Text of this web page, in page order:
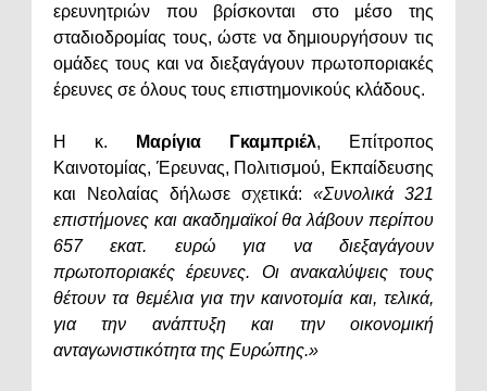
ερευνητριών που βρίσκονται στο μέσο της
σταδιοδρομίας τους, ώστε να δημιουργήσουν τις
ομάδες τους και να διεξαγάγουν πρωτοποριακές
έρευνες σε όλους τους επιστημονικούς κλάδους.
Η κ. Μαρίγια Γκαμπριέλ, Επίτροπος
Καινοτομίας, Έρευνας, Πολιτισμού, Εκπαίδευσης
και Νεολαίας δήλωσε σχετικά: «Συνολικά 321
επιστήμονες και ακαδημαϊκοί θα λάβουν περίπου
657 εκατ. ευρώ για να διεξαγάγουν
πρωτοποριακές έρευνες. Οι ανακαλύψεις τους
θέτουν τα θεμέλια για την καινοτομία και, τελικά,
για την ανάπτυξη και την οικονομική
ανταγωνιστικότητα της Ευρώπης.»